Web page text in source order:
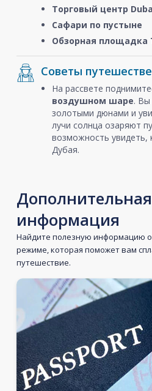
Торговый центр
Сафари по пустыне
Обзорная площадка
Советы
На рассвете
воздушном шаре. Вы
золотыми дюнами и
лучи солнца озаряют
возможность увидеть,
Дубая.
Дополнительная
информация
Найдите полезную информацию
режиме, которая поможет вам
путешествие.